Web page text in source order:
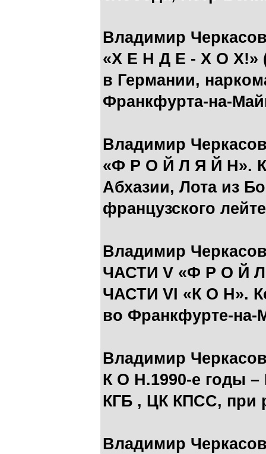
Владимир
«Х Е Н Д Е - Х О Х!»
в Германии,
Франкфурта-на-
Владимир
«Ф Р О Й Л Я Й Н».
Абхазии, Лота из
французского
Владимир
ЧАСТИ V «Ф Р О Й Л
ЧАСТИ VI «К О Н».
во Франкфурте-на-
Владимир
К О Н.1990-е годы –
КГБ , ЦК КПСС, при
Владимир